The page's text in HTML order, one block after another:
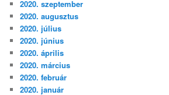
2020. szeptember
2020. augusztus
2020. július
2020. június
2020. április
2020. március
2020. február
2020. január